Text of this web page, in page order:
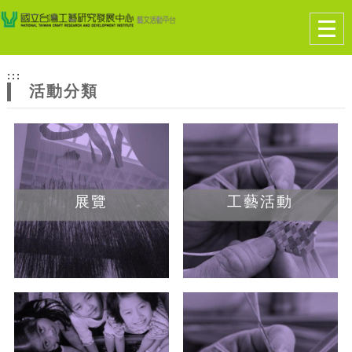
網
站
主
題
跳到主要內容
網站導覽
:::
活動分類
展覽 工藝活動